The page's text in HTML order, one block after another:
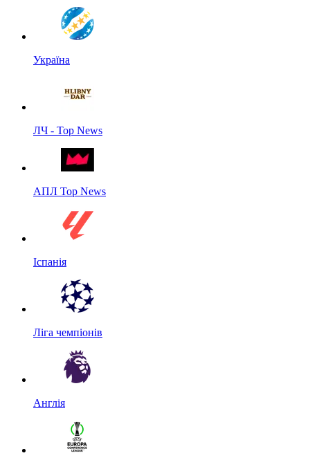
Україна
ЛЧ - Top News
АПЛ Top News
Іспанія
Ліга чемпіонів
Англія